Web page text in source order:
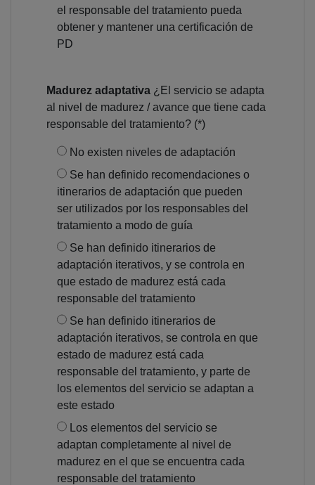
el responsable del tratamiento pueda
obtener y mantener una certificación de
PD
Madurez adaptativa ¿El servicio se adapta
al nivel de madurez / avance que tiene cada
responsable del tratamiento? (*)
No existen niveles de adaptación
Se han definido recomendaciones o
itinerarios de adaptación que pueden
ser utilizados por los responsables del
tratamiento a modo de guía
Se han definido itinerarios de
adaptación iterativos, y se controla en
que estado de madurez está cada
responsable del tratamiento
Se han definido itinerarios de
adaptación iterativos, se controla en que
estado de madurez está cada
responsable del tratamiento, y parte de
los elementos del servicio se adaptan a
este estado
Los elementos del servicio se
adaptan completamente al nivel de
madurez en el que se encuentra cada
responsable del tratamiento